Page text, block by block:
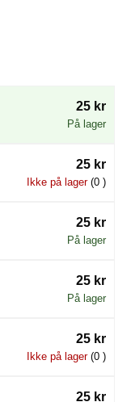
vil
25 kr
På lager
25 kr
Ikke på lager(0 )
25 kr
På lager
25 kr
På lager
25 kr
Ikke på lager(0 )
25 kr